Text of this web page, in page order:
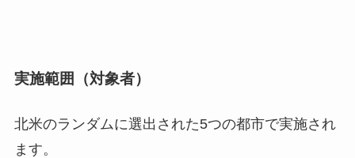
実施範囲（対象者）
北米のランダムに選出された5つの都市で実施され
ます。